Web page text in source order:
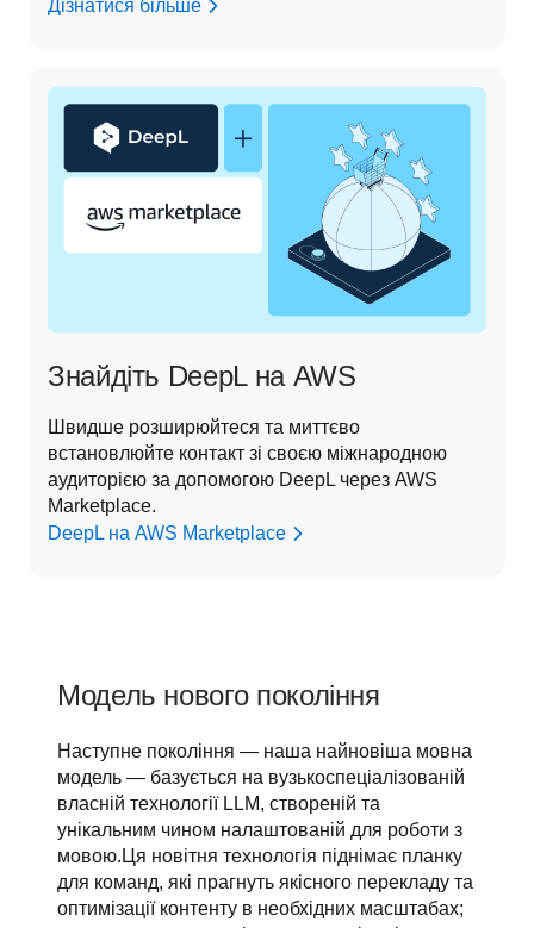
Дізнатися більше
Знайдіть DeepL на AWS
Швидше розширюйтеся та миттєво
встановлюйте контакт зі своєю міжнародною
аудиторією за допомогою DeepL через AWS
Marketplace.
DeepL на AWS Marketplace
Модель нового покоління
Наступне покоління — наша найновіша мовна
модель — базується на вузькоспеціалізованій
власній технології LLM, створеній та
унікальним чином налаштованій для роботи з
мовою.Ця новітня технологія піднімає планку
для команд, які прагнуть якісного перекладу та
оптимізації контенту в необхідних масштабах;